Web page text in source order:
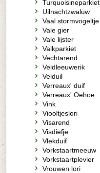
Turquoisineparkiet
Uilnachtzwaluw
Vaal stormvogeltje
Vale gier
Vale lijster
Valkparkiet
Vechtarend
Veldleeuwerik
Velduil
Verreaux' duif
Verreaux' Oehoe
Vink
Viooltjeslori
Visarend
Visdiefje
Vlekduif
Vorkstaartmeeuw
Vorkstaartplevier
Vrouwen lori